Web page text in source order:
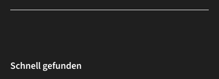
Schnell gefunden